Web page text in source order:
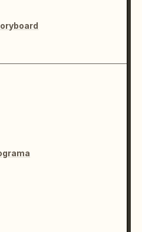
foto espontânea
charmosas de notas de